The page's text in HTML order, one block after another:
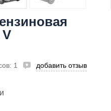
1 добавить отзыв